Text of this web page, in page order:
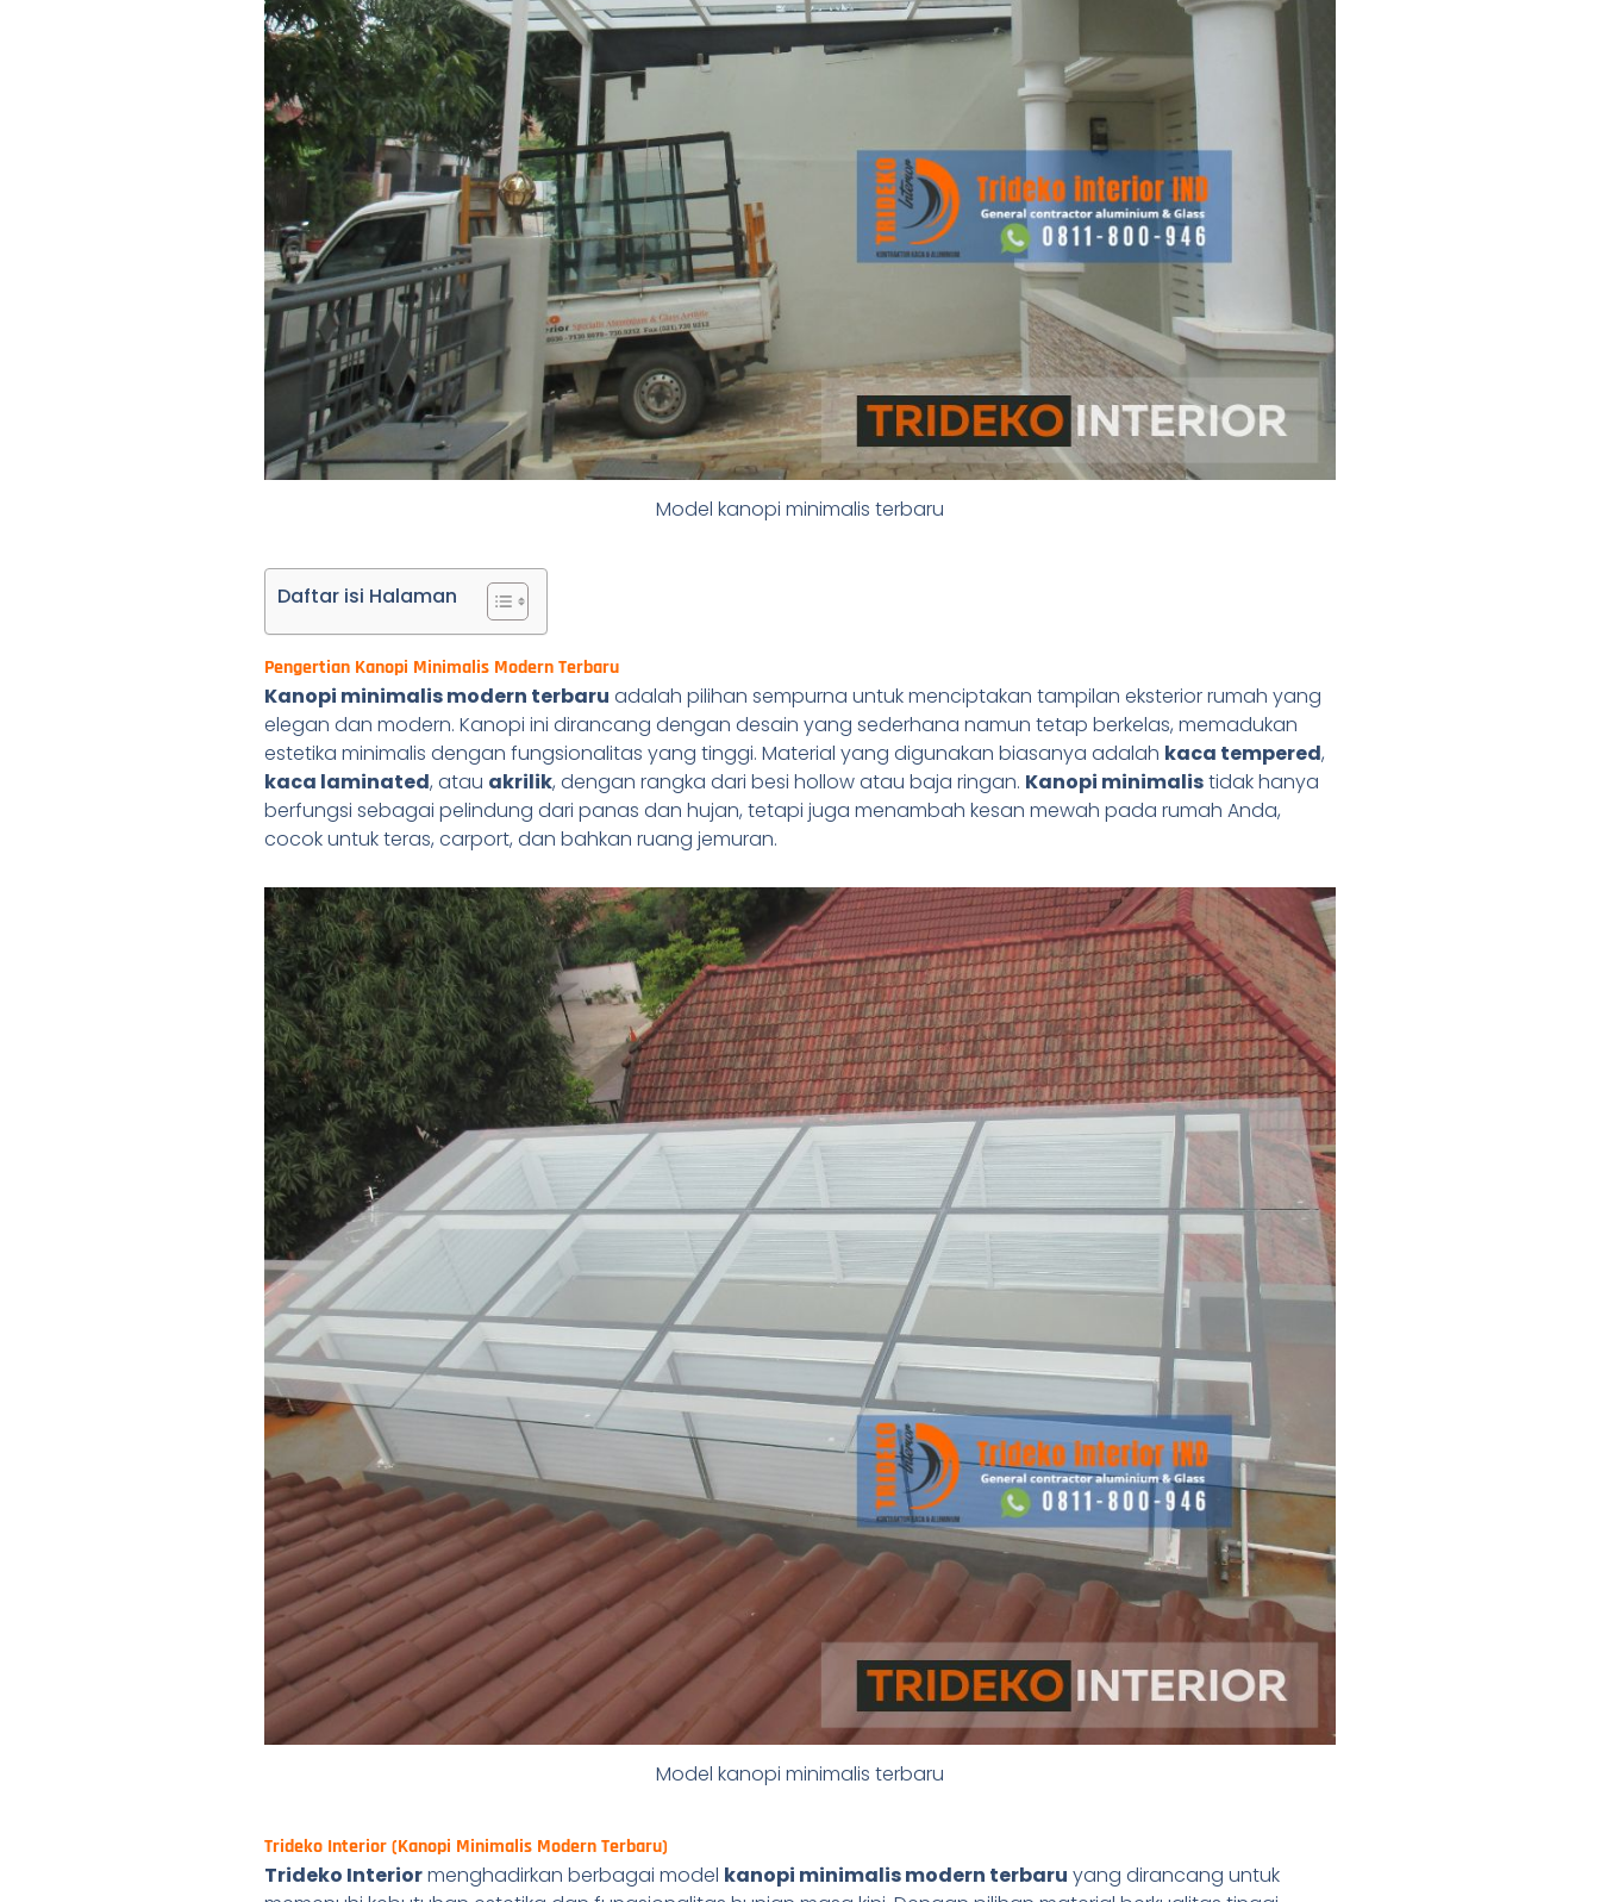
Model kanopi minimalis terbaru
Daftar isi Halaman
Pengertian Kanopi Minimalis Modern Terbaru
Kanopi minimalis modern terbaru adalah pilihan sempurna untuk menciptakan tampilan eksterior rumah yang
elegan dan modern. Kanopi ini dirancang dengan desain yang sederhana namun tetap berkelas, memadukan
estetika minimalis dengan fungsionalitas yang tinggi. Material yang digunakan biasanya adalah kaca tempered,
kaca laminated, atau akrilik, dengan rangka dari besi hollow atau baja ringan. Kanopi minimalistidak hanya
berfungsi sebagai pelindung dari panas dan hujan, tetapi juga menambah kesan mewah pada rumah Anda,
cocok untuk teras, carport, dan bahkan ruang jemuran.
Model kanopi minimalis terbaru
Trideko Interior (Kanopi Minimalis Modern Terbaru)
Trideko Interiormenghadirkan berbagai model kanopi minimalis modern terbaru yang dirancang untuk